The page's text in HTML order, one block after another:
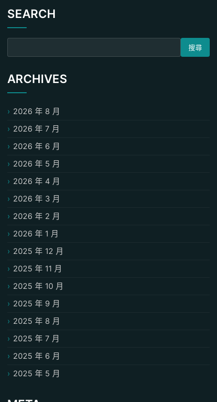
SEARCH
搜尋關鍵字:
ARCHIVES
2026 年 8 月
2026 年 7 月
2026 年 6 月
2026 年 5 月
2026 年 4 月
2026 年 3 月
2026 年 2 月
2026 年 1 月
2025 年 12 月
2025 年 11 月
2025 年 10 月
2025 年 9 月
2025 年 8 月
2025 年 7 月
2025 年 6 月
2025 年 5 月